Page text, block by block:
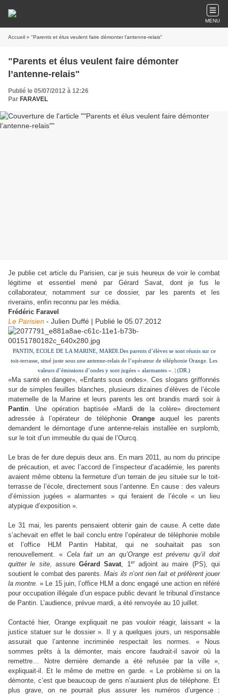
MENU
Accueil » "Parents et élus veulent faire démonter l’antenne-relais"
"Parents et élus veulent faire démonter
l’antenne-relais"
Publié le 05/07/2012 à 12:26
Par FARAVEL
Je publie cet article du Parisien, car je suis heureux de voir le combat
légitime et essentiel mené par Gérard Savat, dont je fus le
collaborateur, notamment sur ce dossier, par les parents et les
riverains, enfin reconnu par les média.
Frédéric Faravel
Le Parisien - Julien Duffé | Publié le 05.07.2012
PANTIN, ECOLE DE LA MARINE, MARDI.Des parents d’élèves se sont réunis sur ce
toit-terrasse, situé juste sous une antenne-relais de l’opérateur de téléphonie Orange. Les
valeurs d’émissions d’ondes y sont jugées « alarmantes ». | (DR.)
«Ma santé en danger», «Enfants sous ondes». Ces slogans griffonnés
sur de simples feuilles blanches, plusieurs dizaines d’élèves de l’école
maternelle de la Marine et leurs parents les ont brandis mardi soir à
Pantin. Une opération baptisée «Mardi de la colère» directement
adressée à l’opérateur de téléphonie Orange auquel les parents
demandent le démontage d’une antenne-relais installée en surplomb,
sur le toit d’un immeuble du quai de l’Ourcq.
Le bras de fer dure depuis deux ans. En mars 2011, au nom du principe
de précaution, et avec l’accord de l’inspecteur d’académie, les parents
avaient même obtenu la fermeture d’un terrain de jeu située sur le toit-
terrasse de l’école, directement sous l’antenne. En cause : des valeurs
d’émission jugées « alarmantes » qui feraient de l’école « un lieu
atypique d’exposition ».
Le 31 mai, les parents pensaient obtenir gain de cause. A cette date
s’achevait en effet le bail conclu entre l’opérateur de téléphonie mobile
et l’office HLM Pantin Habitat, qui ne souhaitait pas son
renouvellement. « Cela fait un an qu’Orange est prévenu qu’il doit
quitter le site, assureGérard Savat, 1eradjoint au maire (PS), qui
soutient le combat des parents.Mais ils n’ont rien fait et préfèrent jouer
la montre. » Le 15 juin, l’office HLM a donc engagé une action en référé
pour occupation illégale d’un espace public devant le tribunal d’instance
de Pantin. L’audience, prévue mardi, a été renvoyée au 10 juillet.
Contacté hier, Orange expliquait ne pas vouloir réagir, laissant « la
justice statuer sur le dossier ». Il y a quelques jours, un responsable
assurait que l’antenne incriminée respectait les normes. « Nous
sommes prêts à la démonter, mais encore faudrait-il savoir où la
remettre… Notre dernière demande a été refusée par la ville »,
expliquait-il. Et le même de mettre en garde. « Le problème si on la
démonte, c’est que beaucoup de gens n’auraient plus de téléphone. Et
plus grave, on ne pourrait plus assurer les numéros d’urgence :